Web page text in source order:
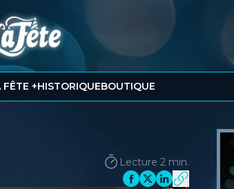
FÊTE +HISTORIQUEBOUTIQUE
Lecture 2 min.